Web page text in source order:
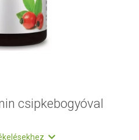
csipkebogyóval